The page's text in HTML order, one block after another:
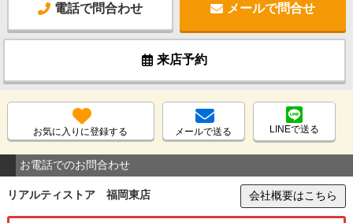
電話で問合わせ メールで問合せ
来店予約
お気に入りに登録する メールで送る LINEで送る
お電話でのお問合わせ
リアルティストア 福岡東店 会社概要はこちら